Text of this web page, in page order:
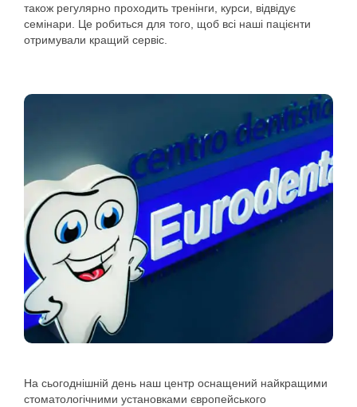
також регулярно проходить тренінги, курси, відвідує
семінари. Це робиться для того, щоб всі наші пацієнти
отримували кращий сервіс.
На сьогоднішній день наш центр оснащений найкращими
стоматологічними установками європейського